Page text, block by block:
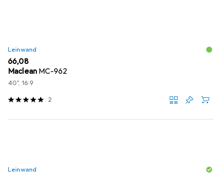
Leinwand
EUR
66,08
Maclean MC-962
40", 16:9
2
Leinwand